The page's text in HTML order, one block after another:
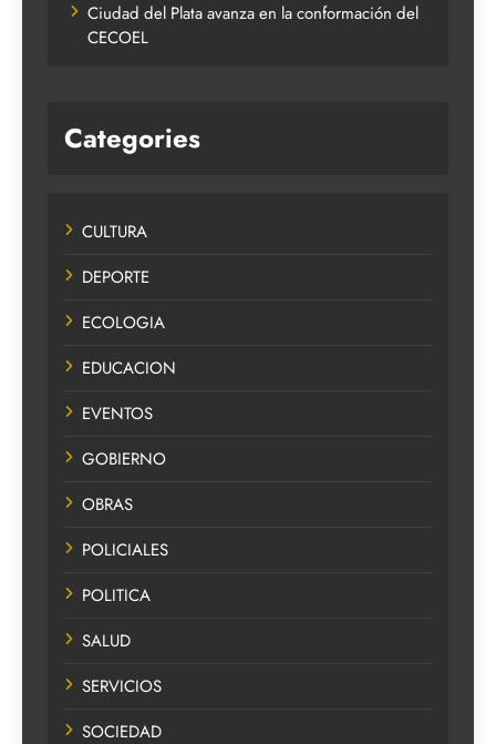
Ciudad del Plata avanza en la conformación del
CECOEL
Categories
CULTURA
DEPORTE
ECOLOGIA
EDUCACION
EVENTOS
GOBIERNO
OBRAS
POLICIALES
POLITICA
SALUD
SERVICIOS
SOCIEDAD